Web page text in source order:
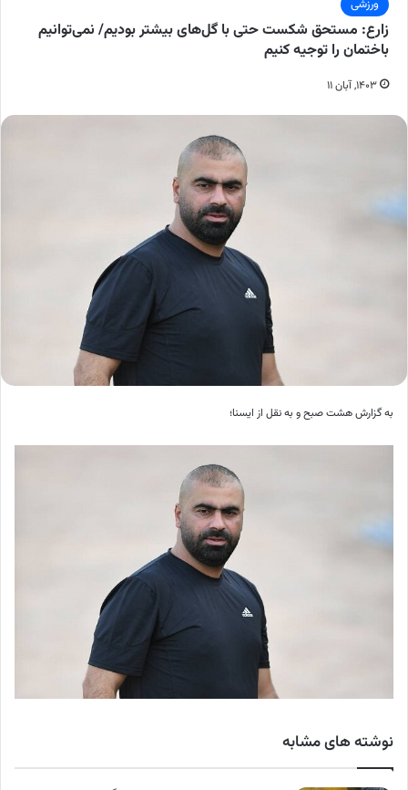
ورزشی
زارع: مستحق شکست حتی با گل‌های بیشتر بودیم/ نمی‌توانیم
باختمان را توجیه کنیم
۱۴۰۳, آبان ۱۱
به گزارش هشت صبح و به نقل از ایسنا؛
نوشته های مشابه